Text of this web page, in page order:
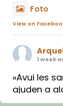
Foto
View on
1 week
«Avui les
ajuden a